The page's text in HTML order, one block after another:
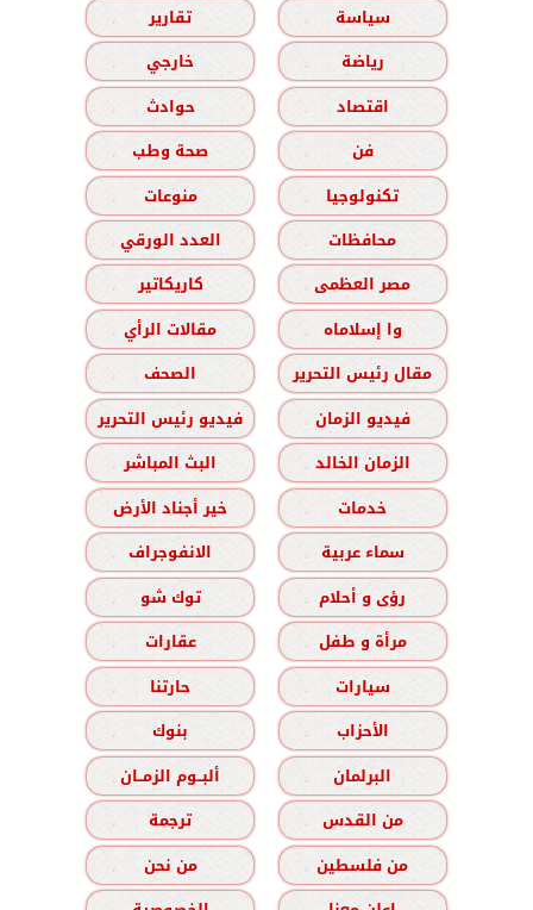
سياسة
تقارير
رياضة
خارجي
اقتصاد
حوادث
فن
صحة وطب
تكنولوجيا
منوعات
محافظات
العدد الورقي
مصر العظمى
كاريكاتير
وا إسلاماه
مقالات الرأي
مقال رئيس التحرير
الصحف
فيديو الزمان
فيديو رئيس التحرير
الزمان الخالد
البث المباشر
خدمات
خير أجناد الأرض
سماء عربية
الانفوجراف
رؤى و أحلام
توك شو
مرأة و طفل
عقارات
سيارات
حارتنا
الأحزاب
بنوك
البرلمان
ألبــوم الزمــان
من القدس
ترجمة
من فلسطين
من نحن